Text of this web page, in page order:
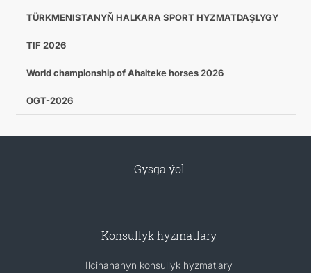
TÜRKMENISTANYŇ HALKARA SPORT HYZMATDAŞLYGY
TIF 2026
World championship of Ahalteke horses 2026
OGT-2026
Gysga ýol
Konsullyk hyzmatlary
Ilcihananyn konsullyk hyzmatlary